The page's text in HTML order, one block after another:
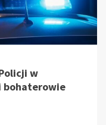
w
bohaterowie